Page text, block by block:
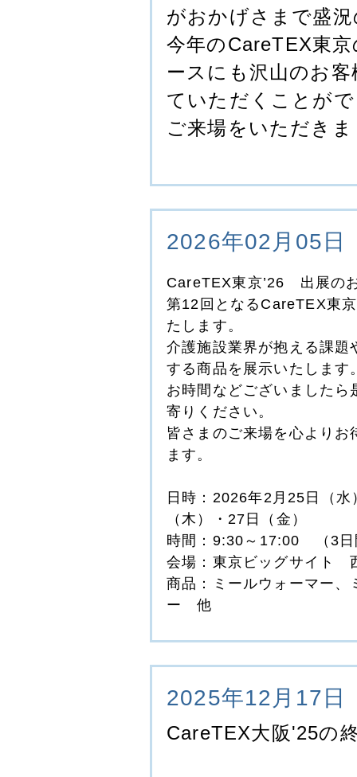
がおかげさまで盛
今年のCareTEX東
ースにも沢山のお
ていただくことが
ご来場をいただき
2026年02月05日
CareTEX東京’26 出展の
第12回となるCareTEX東
たします。
介護施設業界が抱える課題
する商品を展示いたします
お時間などございましたら
寄りください。
皆さまのご来場を心よりお
ます。
日時：2026年2月25日（水
（木）・27日（金）
時間：9:30～17:00 （3日
会場：東京ビッグサイト
商品：ミールウォーマー、
ー 他
2025年12月17日
CareTEX大阪'25の